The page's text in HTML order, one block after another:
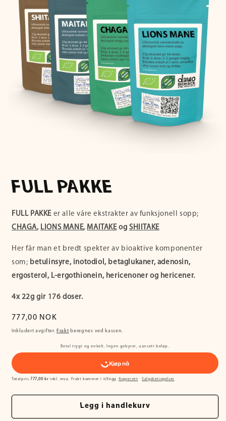
FULL PAKKE
FULL PAKKE er alle våre ekstrakter av funksjonell sopp;
CHAGA, LIONS MANE, MAITAKEogSHIITAKE
Her får man et bredt spekter av bioaktive komponenter
som; betulinsyre, inotodiol, betaglukaner, adenosin,
ergosterol, L-ergothionein, hericenoner og hericener.
4x 22g gir 176 doser.
Vanlig
pris
777,00 NOK
Inkludert avgifter. Frakt beregnes ved kassen.
Betal trygt og enkelt. Ingen gebyrer, uansett beløp.
Totalpris 777,00 kr inkl. mva. Frakt kommer i tillegg.Angrerett ·Salgsbetingelser
Legg i handlekurv